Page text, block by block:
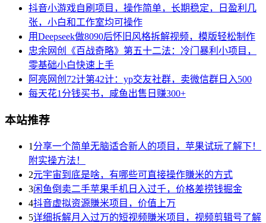
抖音小游戏自刷项目，操作简单，长期稳定，日盈利几
张，小白和工作室均可操作
用Deepseek做8090后怀旧风格拆解视频，模版轻松制作
忠余网创《百战奇略》第五十二法：冷门暴利小项目，
零基础小白快速上手
阿亮网创72计第42计：yp交友社群，卖微信群日入500
每天花1分钱买书，咸鱼出售日赚300+
本站推荐
1 分享一个简单无脑适合新人的项目，苹果试玩了解下！
附实操方法！
2元宇宙到底是啥，有哪些可直接操作賺米的方式
3闲鱼倒卖二手苹果手机日入过千，价格差捞钱掘金
4抖音虚拟资源賺米项目，价值上万
5详细拆解月入过万的短视频賺米项目，视频剪辑号了解